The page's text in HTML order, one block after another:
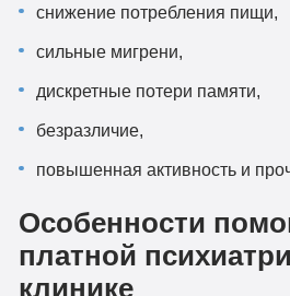
снижение потребления пищи,
сильные мигрени,
дискретные потери памяти,
безразличие,
повышенная активность и
Особенности
платной
клинике